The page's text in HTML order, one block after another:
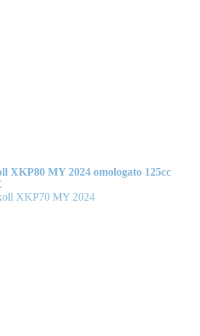
XKP80 MY 2024 omologato 125cc